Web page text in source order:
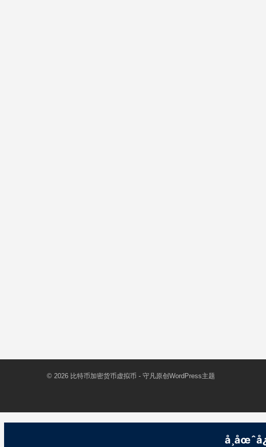
© 2026 比特币加密货币虚拟币 - 守凡原创 WordPress主题